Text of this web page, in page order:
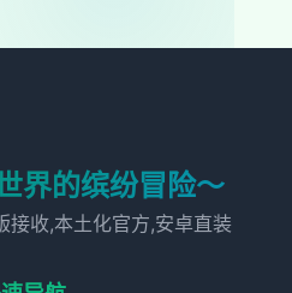
界的缤纷冒险～
接收,本土化官方,安卓直装